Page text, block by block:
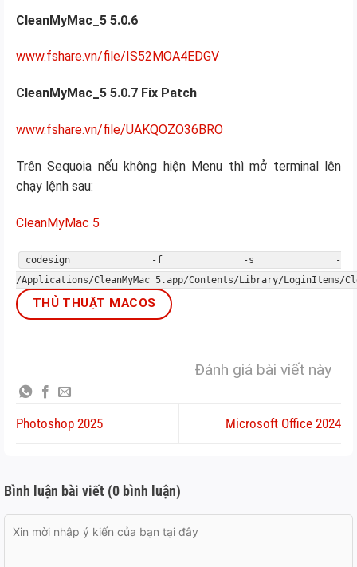
CleanMyMac_5 5.0.6
www.fshare.vn/file/IS52MOA4EDGV
CleanMyMac_5 5.0.7 Fix Patch
www.fshare.vn/file/UAKQOZO36BRO
Trên Sequoia nếu không hiện Menu thì mở terminal lên
chạy lệnh sau:
CleanMyMac 5
codesign -f -s -
/Applications/CleanMyMac_5.app/Contents/Library/LoginItems/
THỦ THUẬT MACOS
Đánh giá bài viết này
Photoshop 2025 Microsoft Office 2024
Bình luận bài viết (0 bình luận)